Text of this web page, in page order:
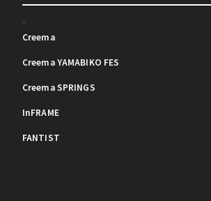
Creema
Creema YAMABIKO FES
Creema SPRINGS
InFRAME
FANTIST